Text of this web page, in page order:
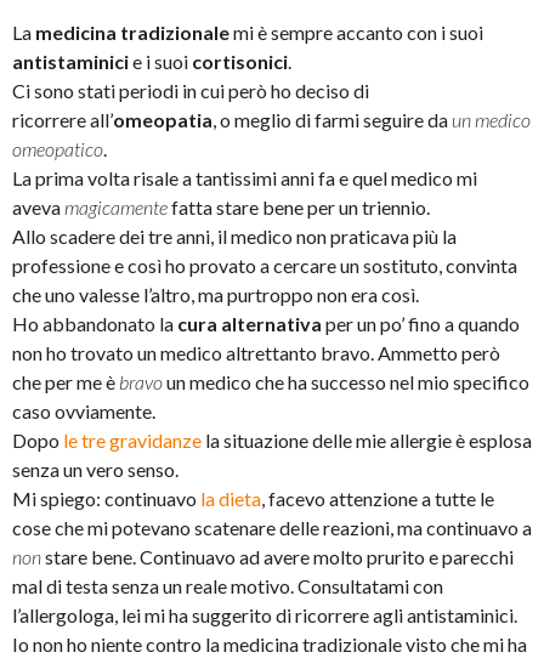
La medicina tradizionalemi è sempre accanto con i suoi
antistaminicie i suoi cortisonici.
Ci sono stati periodi in cui però ho deciso di
ricorrere all’omeopatia, o meglio di farmi seguire da un medico
omeopatico.
La prima volta risale a tantissimi anni fa e quel medico mi
aveva magicamentefatta stare bene per un triennio.
Allo scadere dei tre anni, il medico non praticava più la
professione e così ho provato a cercare un sostituto, convinta
che uno valesse l’altro, ma purtroppo non era così.
Ho abbandonato la cura alternativa per un po’ fino a quando
non ho trovato un medico altrettanto bravo. Ammetto però
che per me è bravoun medico che ha successo nel mio specifico
caso ovviamente.
Dopo le tre gravidanze la situazione delle mie allergie è esplosa
senza un vero senso.
Mi spiego: continuavo la dieta, facevo attenzione a tutte le
cose che mi potevano scatenare delle reazioni, ma continuavo a
nonstare bene. Continuavo ad avere molto prurito e parecchi
mal di testa senza un reale motivo. Consultatami con
l’allergologa, lei mi ha suggerito di ricorrere agli antistaminici.
Io non ho niente contro la medicina tradizionale visto che mi ha